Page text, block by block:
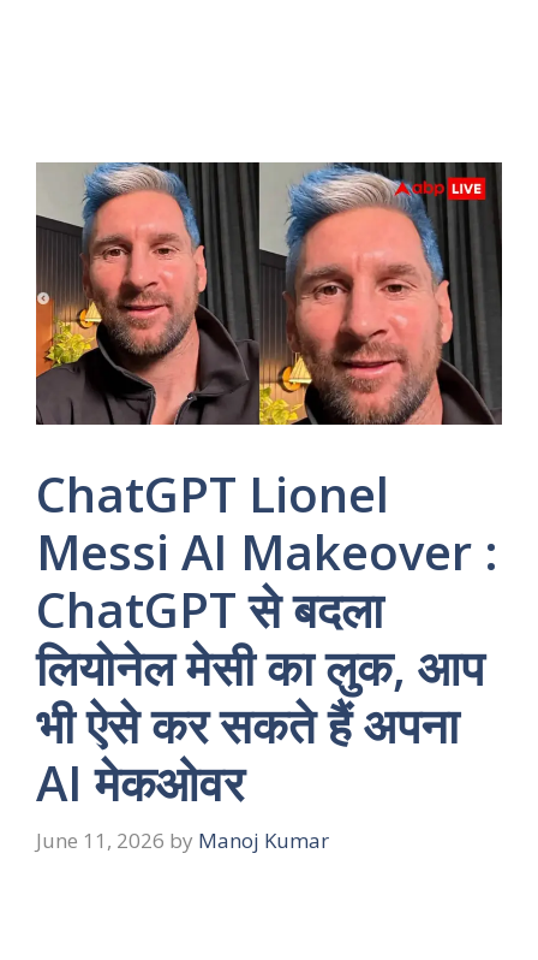
ChatGPT Lionel
Messi AI Makeover :
ChatGPT से बदला
लियोनेल मेसी का लुक, आप
भी ऐसे कर सकते हैं अपना
AI मेकओवर
June 11, 2026 by Manoj Kumar